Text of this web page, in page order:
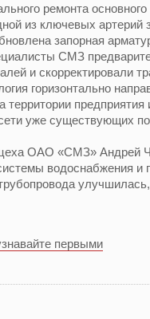
ремонта
из ключевых артерий
запорная
СМЗ
и скорректировали
горизонтально
уже существующих
цеха ОАО «СМЗ» Андрей
водоснабжения и
первыми